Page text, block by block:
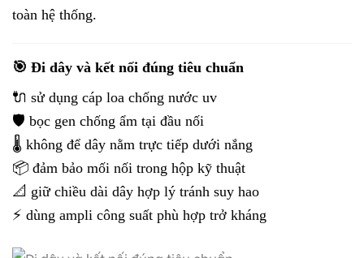
toàn hệ thống.
🎯 Đi dây và kết nối đúng tiêu chuẩn
🔌 sử dụng cáp loa chống nước uv
🛡️ bọc gen chống ẩm tại đầu nối
🌡️ không để dây nằm trực tiếp dưới nắng
📦 đảm bảo mối nối trong hộp kỹ thuật
📐 giữ chiều dài dây hợp lý tránh suy hao
⚡ dùng ampli công suất phù hợp trở kháng